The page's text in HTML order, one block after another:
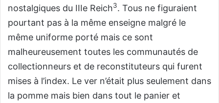
nostalgiques du IIIe Reich3. Tous ne figuraient
pourtant pas à la même enseigne malgré le
même uniforme porté mais ce sont
malheureusement toutes les communautés de
collectionneurs et de reconstituteurs qui furent
mises à l’index. Le ver n’était plus seulement dans
la pomme mais bien dans tout le panier et